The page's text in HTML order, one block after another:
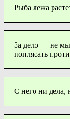
Рыба лежа
За дело — не
поплясать
С него ни дела,